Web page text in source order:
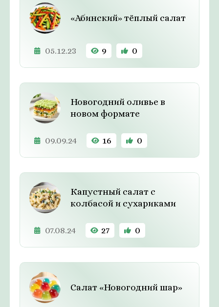
«Абинский» тёплый салат
05.12.23 9 0
Новогодний оливье в
новом формате
09.09.24 16 0
Капустный салат с
колбасой и сухариками
07.08.24 27 0
Салат «Новогодний шар»